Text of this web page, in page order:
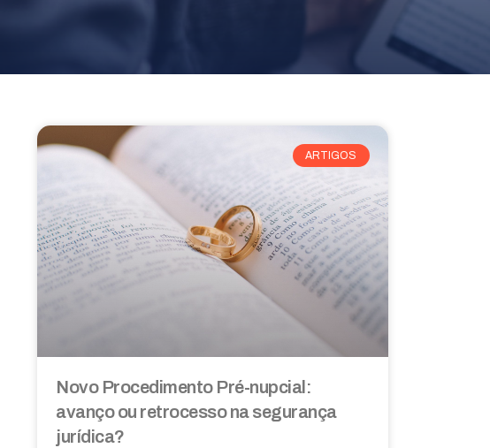
ARTIGOS
Novo Procedimento Pré-nupcial:
avanço ou retrocesso na segurança
jurídica?